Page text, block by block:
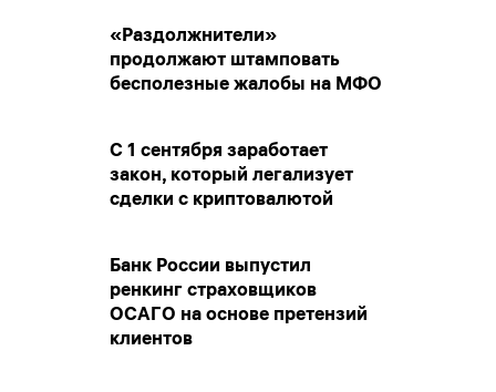
«Раздолжнители»
продолжают штамповать
бесполезные жалобы на МФО
С 1 сентября заработает
закон, который легализует
сделки с криптовалютой
Банк России выпустил
ренкинг страховщиков
ОСАГО на основе претензий
клиентов